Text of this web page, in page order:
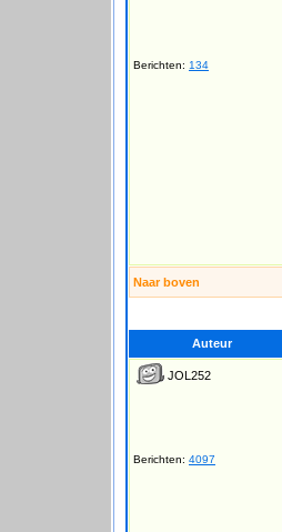
Berichten: 134
Naar boven
Auteur
JOL252
Berichten: 4097